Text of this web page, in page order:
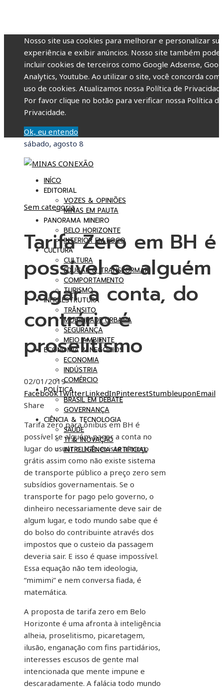
Nosso site usa cookies para melhorar e personalizar sua
experiência e exibir anúncios. Nosso site também pode
incluir cookies de terceiros como Google Adsense,
Analytics, Youtube. Ao utilizar o site, você concorda com
uso de cookies. Atualizamos nossa Política de
Por favor clique no botão para verificar nossa Política de
Privacidade.
Ok, eu entendo
sábado, agosto 8
INÍCO
EDITORIAL
VOZES & OPINIÕES
MINAS EM PAUTA
PANORAMA MINEIRO
BELO HORIZONTE
INTERIOR EM FOCO
CULTURA
CULTURA
EDUCAR & TRANSFORMAR
COMPORTAMENTO
TURISMO
INFRAESTRUTURA
TRÂNSITO
MOBILIDADE URBANA
SEGURANÇA
MEIO AMBIENTE
ECONOMIA & NEGÓCIOS
ECONOMIA
INDÚSTRIA
COMÉRCIO
POLÍTICA
BRASIL EM DEBATE
GOVERNANÇA
CIÊNCIA & TECNOLOGIA
SAÚDE
TI & INOVAÇÃO
INTRELIGÊNCIA ARTIFICIAL
Sem categoria
Tarifa Zero em BH é
possível se alguém
pagar a conta, do
contrário é
proselitismo
02/01/2019
FacebookTwitterLinkedInPinterestStumbleuponEmail
Share
Tarifa zero para ônibus em BH é
possível se alguém pagar a conta no
lugar do usuário. Não existe almoço
grátis assim como não existe sistema
de transporte público a preço zero sem
subsídios governamentais. Se o
transporte for pago pelo governo, o
dinheiro necessariamente deve sair de
algum lugar, e todo mundo sabe que é
do bolso do contribuinte através dos
impostos que o custeio da passagem
deveria sair. E isso é quase impossível.
Essa equação não tem ideologia,
“mimimi” e nem conversa fiada, é
matemática.
A proposta de tarifa zero em Belo
Horizonte é uma afronta à inteligência
alheia, proselitismo, picaretagem,
ilusão, enganação com fins partidários,
interesses escusos de gente mal
intencionada que mente impune e
descaradamente. A falácia todo mundo